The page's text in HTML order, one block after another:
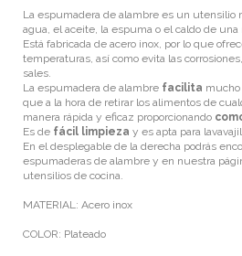
La espumadera de alambre es un utensilio
agua, el aceite, la espuma o el caldo de
Está fabricada de acero inox, por lo que
temperaturas, así como evita las
sales.
La espumadera de alambre facilita mucho
que a la hora de retirar los alimentos de
manera rápida y eficaz proporcionando
Es de fácil limpieza y es apta para
En el desplegable de la derecha podrás
espumaderas de alambre y en nuestra
utensilios de cocina.
MATERIAL: Acero inox
COLOR: Plateado